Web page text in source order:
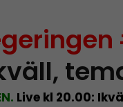
Live kl 20.00: